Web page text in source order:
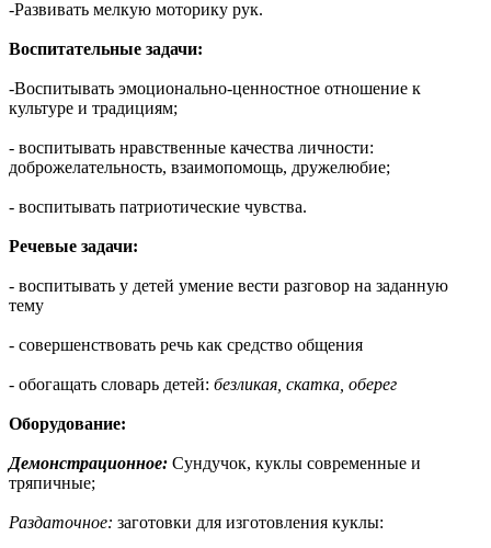
-Развивать мелкую моторику рук.
Воспитательные задачи:
-Воспитывать эмоционально-ценностное отношение к
культуре и традициям;
- воспитывать нравственные качества личности:
доброжелательность, взаимопомощь, дружелюбие;
- воспитывать патриотические чувства.
Речевые задачи:
- воспитывать у детей умение вести разговор на заданную
тему
- совершенствовать речь как средство общения
- обогащать словарь детей: безликая, скатка, оберег
Оборудование:
Демонстрационное: Сундучок, куклы современные и
тряпичные;
Раздаточное: заготовки для изготовления куклы: